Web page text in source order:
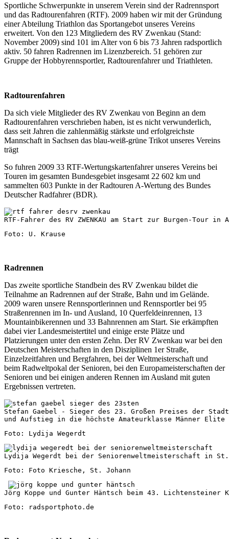
Sportliche Schwerpunkte in unserem Verein sind der Radrennsport
und das Radtourenfahren (RTF). 2009 haben wir mit der Gründung
einer Abteilung Triathlon das Sportangebot unseres Vereins
erweitert. Von den 123 Mitgliedern des RV Zwenkau (Stand:
November 2009) sind 101 im Alter von 6 bis 73 Jahren radsportlich
aktiv. 50 fahren Radrennen im Lizenzbereich. 51 gehören zur
Gruppe der Hobbyrennsportler, Radtourenfahrer und Triathleten.
Radtourenfahren
Da sich viele Mitglieder des RV Zwenkau von Beginn an dem
Radtourenfahren verschrieben haben, ist es nicht verwunderlich,
dass seit Jahren die zahlenmäßig stärkste und erfolgreichste
Mannschaft in Sachsen das blau-weiß-grüne Trikot unseres Vereins
trägt
So fuhren 2009 33 RTF-Wertungskartenfahrer unseres Vereins bei
Touren im gesamten Bundesgebiet insgesamt 22 602 km und
sammelten 603 Punkte in der Radtouren A-Wertung des Bundes
Deutscher Radfahrer (BDR).
RTF-Fahrer des RV ZWENKAU am Start zur Burgen-Tour in
Foto: U. Krause
Radrennen
Das zweite sportliche Standbein des RV Zwenkau bildet die
Teilnahme an Radrennen auf der Straße, Bahn und im Gelände.
2009 waren unsere Rennsportlerinnen und Rennsportler bei 95
Straßenrennen im In- und Ausland, 10 Querfeldeinrennen, 13
Mountainbikerennen und 33 Bahnrennen am Start. Sie erkämpften
dabei vier Landesmeistertitel und einige erste Plätze und
Platzierungen unter den ersten Zehn. DerRV Zwenkau war bei den
Deutschen Meisterschaften in den Disziplinen 1er Straße,
Einzelzeitfahren und Bergfahren, bei der Weltmeisterschaft und
beim Radweltpokal der Senioren, bei den Europameisterschaften der
Senioren und bei einigen anderen Rennen im Ausland mit guten
Ergebnissen vertreten.
Stefan Gaebel - Sieger des 23. Großen Preises der Stadt
und Aufstieg in die höchste Amateurklasse Männer Elite
Foto: Lydija Wegerdt
Lydija Wegerdt bei der Seniorenweltmeisterschaft in
Foto: Foto Kriesche, St. Johann
Jörg Koppe und Gunter Häntsch beim 43. Lichtensteiner
Foto: radsportphoto.de